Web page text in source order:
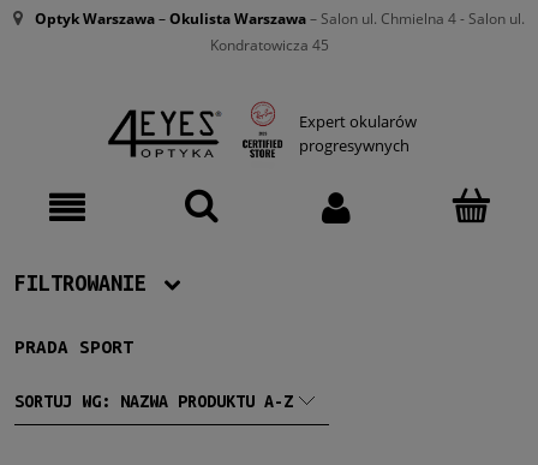
Optyk Warszawa–Okulista Warszawa– Salon ul. Chmielna 4 - Salon ul.
Kondratowicza 45
Expert okularów
progresywnych
FILTROWANIE
Producent
Prada Sport (32)
PRADA SPORT
SORTUJ WG: NAZWA PRODUKTU A-Z